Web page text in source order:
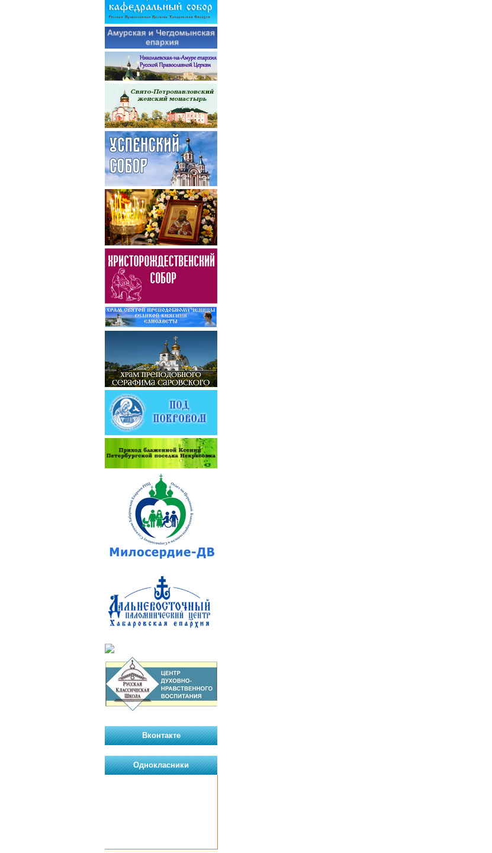
Вконтакте
Однокласники